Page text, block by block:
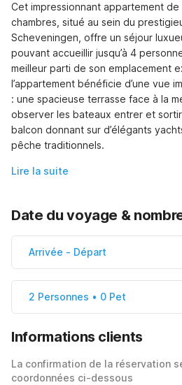
Cet impressionnant appartement de
chambres, situé au sein du
Scheveningen, offre un séjour
pouvant accueillir jusqu’à 4
meilleur parti de son emplacement
l’appartement bénéficie d’une vue
: une spacieuse terrasse face à la
observer les bateaux entrer et
balcon donnant sur d’élégants
pêche traditionnels.
Lire la suite
Date du voyage &
Arrivée - Départ
2 Personnes • 0 Pet
Informations clients
La confirmation de la réservation
coordonnées ci-dessous